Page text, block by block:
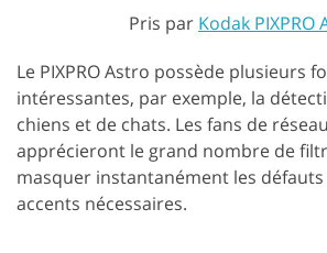
Pris par Kodak PIXPRO
Le PIXPRO Astro possède plusieurs
intéressantes, par exemple, la
chiens et de chats. Les fans de
apprécieront le grand nombre de
masquer instantanément les
accents nécessaires.